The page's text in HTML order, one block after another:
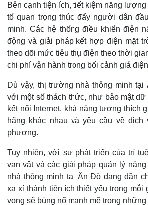
Bên cạnh tiện ích, tiết kiệm năng
tố quan trọng thúc đẩy người dân
minh. Các hệ thống điều khiển điện
động và giải pháp kết hợp điện mặt
theo dõi mức tiêu thụ điện theo thời
chi phí vận hành trong bối cảnh giá
Dù vậy, thị trường nhà thông minh
với một số thách thức, như bảo mật dữ
kết nối Internet, khả năng tương thích
hãng khác nhau và yêu cầu về dịch
phương.
Tuy nhiên, với sự phát triển của trí
vạn vật và các giải pháp quản lý
nhà thông minh tại Ấn Độ đang dần
xa xỉ thành tiện ích thiết yếu trong mỗi
vọng sẽ bùng nổ mạnh mẽ trong những